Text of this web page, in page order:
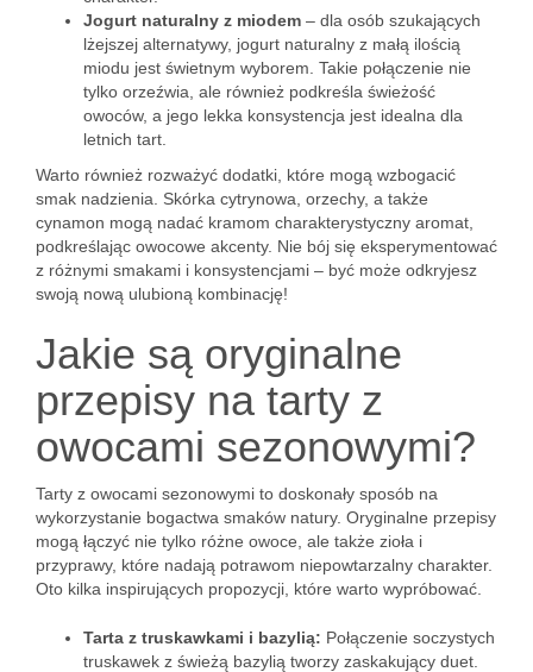
Jogurt naturalny z miodem – dla osób szukających
lżejszej alternatywy, jogurt naturalny z małą ilością
miodu jest świetnym wyborem. Takie połączenie nie
tylko orzeźwia, ale również podkreśla świeżość
owoców, a jego lekka konsystencja jest idealna dla
letnich tart.
Warto również rozważyć dodatki, które mogą wzbogacić
smak nadzienia. Skórka cytrynowa, orzechy, a także
cynamon mogą nadać kramom charakterystyczny aromat,
podkreślając owocowe akcenty. Nie bój się eksperymentować
z różnymi smakami i konsystencjami – być może odkryjesz
swoją nową ulubioną kombinację!
Jakie są oryginalne
przepisy na tarty z
owocami sezonowymi?
Tarty z owocami sezonowymi to doskonały sposób na
wykorzystanie bogactwa smaków natury. Oryginalne przepisy
mogą łączyć nie tylko różne owoce, ale także zioła i
przyprawy, które nadają potrawom niepowtarzalny charakter.
Oto kilka inspirujących propozycji, które warto wypróbować.
Tarta z truskawkami i bazylią: Połączenie soczystych
truskawek z świeżą bazylią tworzy zaskakujący duet.